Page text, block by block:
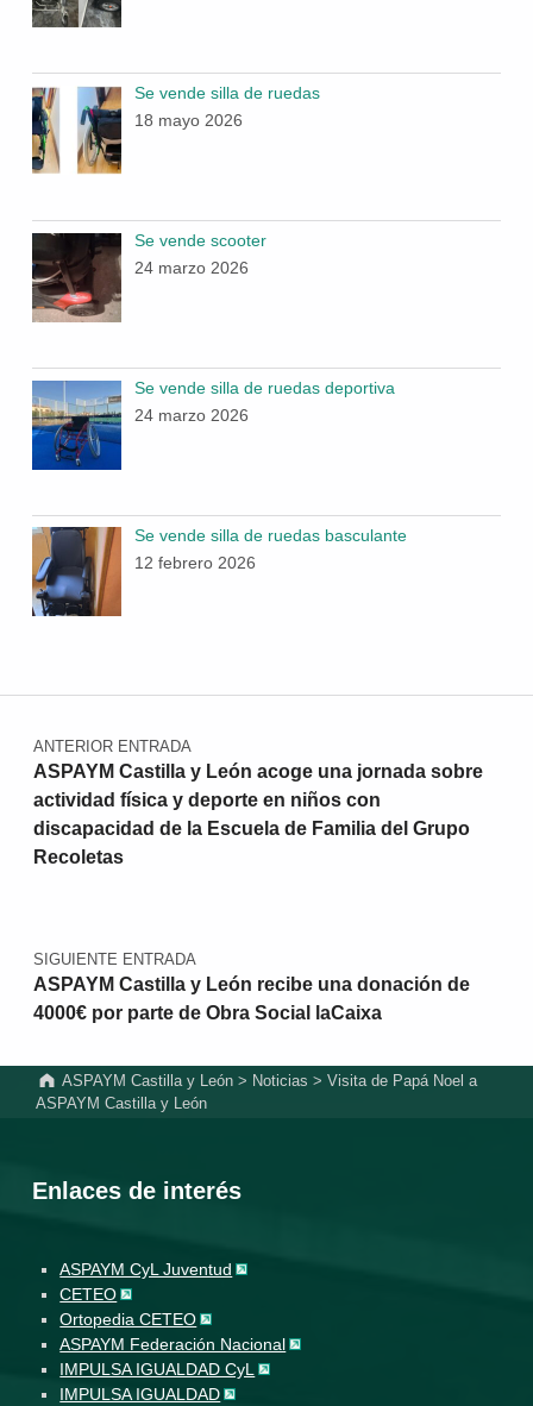
Se vende silla de ruedas
18 mayo 2026
Se vende scooter
24 marzo 2026
Se vende silla de ruedas deportiva
24 marzo 2026
Se vende silla de ruedas basculante
12 febrero 2026
Navegación de entradas
ANTERIOR ENTRADA
ASPAYM Castilla y León acoge una jornada sobre
actividad física y deporte en niños con
discapacidad de la Escuela de Familia del Grupo
Recoletas
SIGUIENTE ENTRADA
ASPAYM Castilla y León recibe una donación de
4000€ por parte de Obra Social laCaixa
ASPAYM Castilla y León > Noticias >Visita de Papá Noel a
ASPAYM Castilla y León
Enlaces de interés
ASPAYM CyL Juventud
CETEO
Ortopedia CETEO
ASPAYM Federación Nacional
IMPULSA IGUALDAD CyL
IMPULSA IGUALDAD